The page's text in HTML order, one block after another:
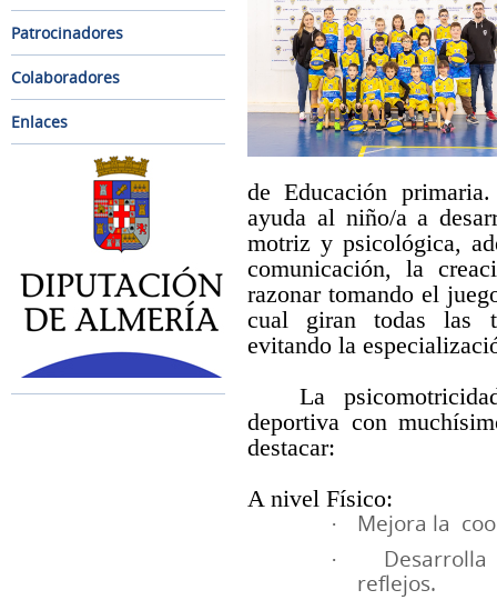
Patrocinadores
Colaboradores
Enlaces
de Educación
ayuda al niño/a a
motriz y psicológica,
comunicación, la
razonar tomando el
cual giran todas las
evitando la
La
deportiva con
destacar:
A nivel Físico:
· Mejora la
·
reflejos.